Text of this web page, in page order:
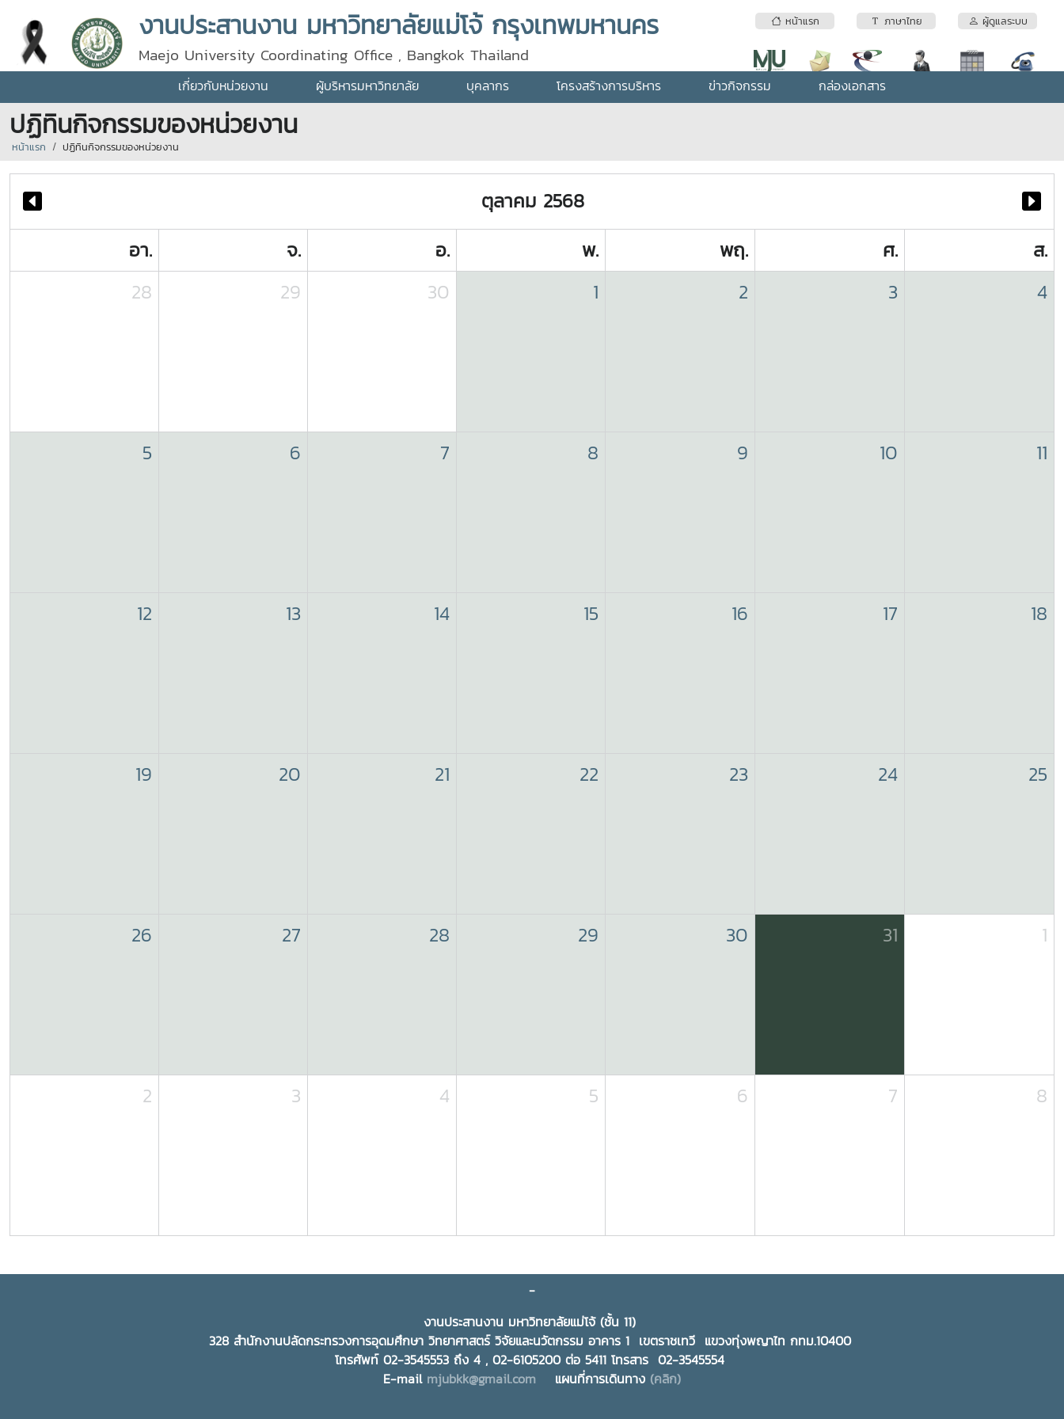
หน้าแรก ภาษาไทย ผู้ดูแลระบบ
งานประสานงาน มหาวิทยาลัยแม่โจ้ กรุงเทพมหานคร
Maejo University Coordinating Office , Bangkok Thailand
เกี่ยวกับหน่วยงาน ผู้บริหารมหาวิทยาลัย บุคลากร โครงสร้างการบริหาร ข่าวกิจกรรม กล่องเอกสาร
ปฏิทินกิจกรรมของหน่วยงาน
หน้าแรก ปฏิทินกิจกรรมของหน่วยงาน
ตุลาคม 2568
อา.
จ. อ. พ. พฤ. ศ.
ส.
28
29 30 1 2 3 4
5 6 7 8 9 10 11
12 13 14 15 16 17 18
19 20 21 22 23 24 25
26 27 28 29 30 31 1
2 3 4 5 6 7 8
-
งานประสานงาน มหาวิทยาลัยแม่โจ้ (ชั้น 11)
328 สำนักงานปลัดกระทรวงการอุดมศึกษา วิทยาศาสตร์ วิจัยและนวัตกรรม อาคาร 1 เขตราชเทวี แขวงทุ่งพญาไท กทม.10400
โทรศัพท์ 02-3545553 ถึง 4 , 02-6105200 ต่อ 5411 โทรสาร 02-3545554
E-mail mjubkk@gmail.com แผนที่การเดินทาง (คลิก)